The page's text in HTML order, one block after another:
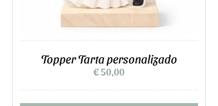
Topper Tarta personalizado
€50,00